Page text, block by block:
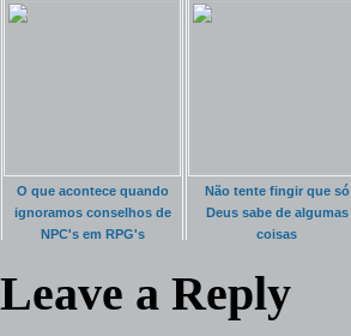
O que acontece quando
ignoramos conselhos de
NPC's em RPG's
Não tente fingir que só
Deus sabe de algumas
coisas
Leave a Reply